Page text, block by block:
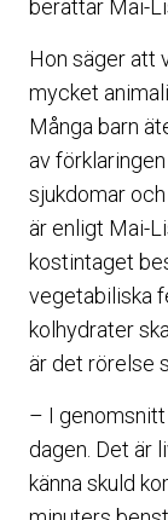
berättar Mai-
Hon säger att
mycket
Många barn
av
sjukdomar
är enligt Mai-
kostintaget
vegetabiliska
kolhydrater
är det rörelse
– I
dagen. Det är
känna skuld